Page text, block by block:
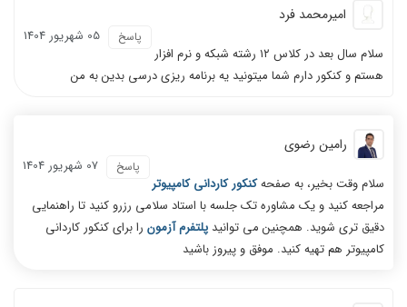
امیرمحمد فرد
05 شهریور 1404 پاسخ
سلام سال بعد در کلاس ۱۲ رشته شبکه و نرم افزار
هستم و کنکور دارم شما میتونید یه برنامه ریزی درسی بدین به من
رامین رضوی
07 شهریور 1404 پاسخ
سلام وقت بخیر، به صفحهکنکور کاردانی کامپیوتر
مراجعه کنید و یک مشاوره تک جلسه با استاد سلامی رزرو کنید تا راهنمایی
دقیق تری شوید. همچنین می توانید پلتفرم آزمون را برای کنکور کاردانی
کامپیوتر هم تهیه کنید. موفق و پیروز باشید